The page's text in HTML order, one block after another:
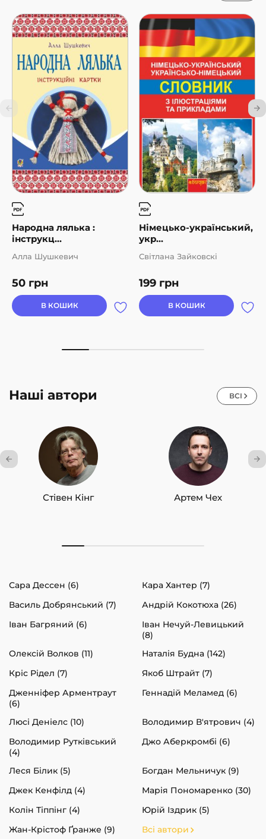
Народна лялька :
інструкц...
50 грн
Алла Шушкевич
В КОШИК
Німецько-український,
укр...
199 грн
Світлана Зайковскі
В КОШИК
Наші автори ВСІ
Стівен Кінг Артем Чех
Сара Дессен (6)
Кара Хантер (7)
Василь Добрянський (7)
Андрій Кокотюха (26)
Іван Багряний (6)
Іван Нечуй-Левицький
(8)
Олексій Волков (11)
Наталія Будна (142)
Кріс Рідел (7)
Якоб Штрайт (7)
Дженніфер Арментраут
(6)
Геннадій Меламед (6)
Люсі Деніелс (10)
Володимир В'ятрович (4)
Володимир Рутківський
(4)
Джо Аберкромбі (6)
Леся Білик (5)
Богдан Мельничук (9)
Джек Кенфілд (4)
Марія Пономаренко (30)
Колін Тіппінг (4)
Юрій Іздрик (5)
Жан-Крістоф Ґранже (9)
Всі автори